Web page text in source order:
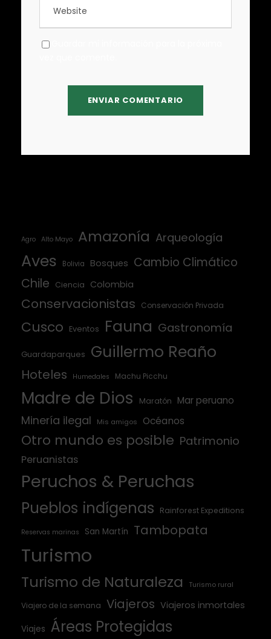
Agro Alto Mayo Amazonía Arqueología
Aves Bolivia Bosques Cambio Climático
Chile
Ciencia Colombia
Conservacionistas Conservación Privada
Cusco Eventos Fauna Gastronomía
Guardaparques Guillermo Reaño
Hoteles Humedales Machu Picchu
Madre de Dios Maratón Mar peruano
Minería ilegal Mis amigos Océanos
Otro mundo es posible Patrimonio
Peruanistas
Peruchos & Peruchas
Pueblos indígenas Rainforest Expeditions
Reservas marinas San Martín Tambopata
Turismo
Turismo de Naturaleza Turismo rural
Viajero de la semana Viajeros Viajeros inmortales
Viajes Áreas Protegidas